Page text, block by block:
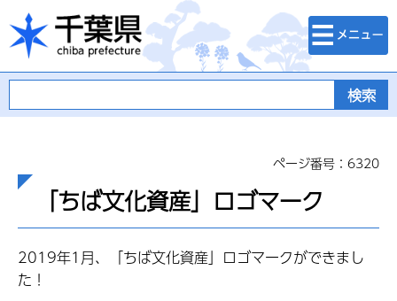
千葉県
検索・メニュ
ー
ページ番号：6320
「ちば文化資産」ロゴマーク
2019年1月、「ちば文化資産」ロゴマークができまし
た！